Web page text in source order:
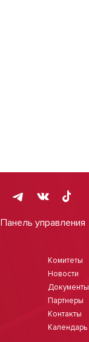
Панель управления
Комитеты
Новости
Документы
Партнеры
Контакты
Календарь